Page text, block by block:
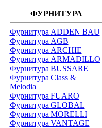
ФУРНИТУРА
Фурнитура ADDEN BAU
Фурнитура AGB
Фурнитура ARCHIE
Фурнитура ARMADILLO
Фурнитура BUSSARE
Фурнитура Class &
Melodia
Фурнитура FUARO
Фурнитура GLOBAL
Фурнитура MORELLI
Фурнитура VANTAGE